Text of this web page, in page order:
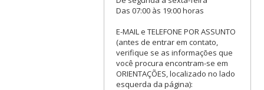
Das 07:00 às 19:00 horas
E-MAIL e TELEFONE POR ASSUNTO
(antes de entrar em contato,
verifique se as informações que
você procura encontram-se em
ORIENTAÇÕES, localizado no lado
esquerda da página):